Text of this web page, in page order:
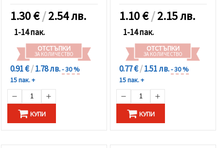
1.30€/2.54 лв.
1-14 пак.
ОТСТЪПКИ
ЗА КОЛИЧЕСТВО
0.91 €/1.78 лв.- 30 %
15 пак. +
КУПИ
1.10€/2.15 лв.
1-14 пак.
ОТСТЪПКИ
ЗА КОЛИЧЕСТВО
0.77 €/1.51 лв.- 30 %
15 пак. +
КУПИ